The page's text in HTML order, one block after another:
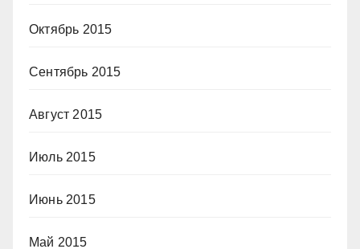
Октябрь 2015
Сентябрь 2015
Август 2015
Июль 2015
Июнь 2015
Май 2015